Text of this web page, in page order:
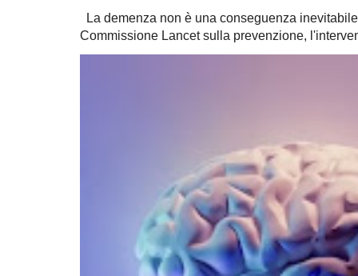
La demenza non è una conseguenza
Commissione Lancet sulla prevenzione,